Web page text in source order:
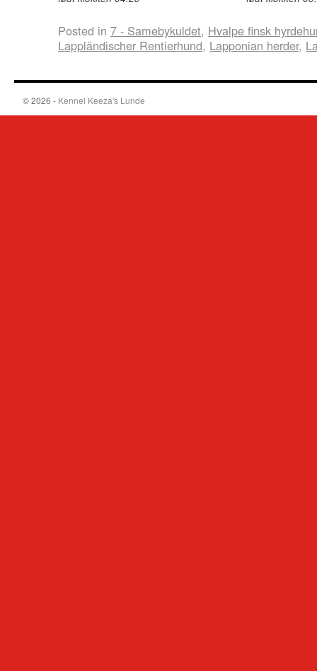
Posted in 7 - Samebykuldet, Hvalpe finsk
Lappländischer Rentierhund, Lapponian herder,
© 2026 - Kennel Keeza's Lunde